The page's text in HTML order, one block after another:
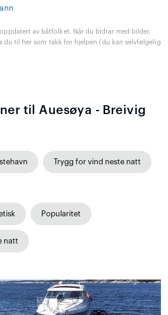
av båtfolket. Når du bidrar med bilder,
du til her som takk for hjelpen (du kan selvfølgelig
til Auesøya - Breivig
Trygg for vind neste natt
Popularitet
natt